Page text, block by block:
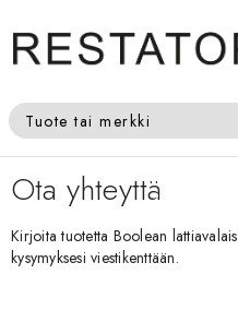
Tuote tai merkki
Ota yhteyttä
Kirjoita tuotetta Boolean
kysymyksesi viestikenttään.